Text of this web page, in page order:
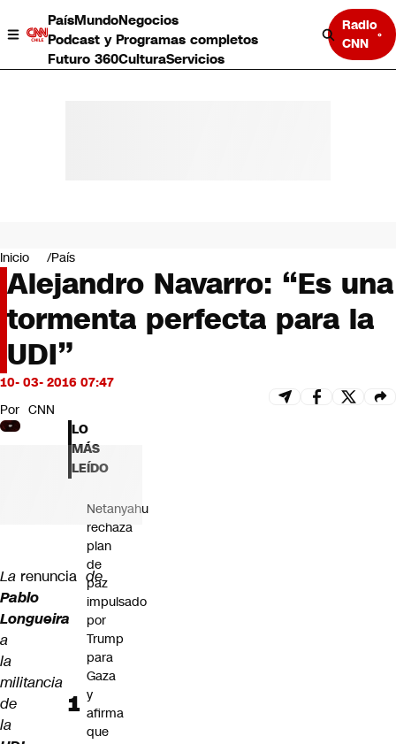
PaísMundoNegocios
Podcast y Programas completos
Futuro 360CulturaServicios
Radio
CNN
Negocios
Deportes
Programas completos
Cultura
Servicios
Bits
CNN tiempo
Futuro 360
Opinión
Inicio País
Alejandro Navarro: “Es una
tormenta perfecta para la
UDI”
10- 03- 2016 07:47
Por CNN
La renuncia de
Pablo
Longueira
a
la
militancia
de
la
LO
MÁS
LEÍDO
Netanyahu
rechaza
plan
de
paz
impulsado
por
Trump
para
Gaza
y
afirma
que